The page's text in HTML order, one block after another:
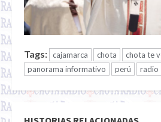
Tags: cajamarca chota chota te
panorama informativo
perú radio